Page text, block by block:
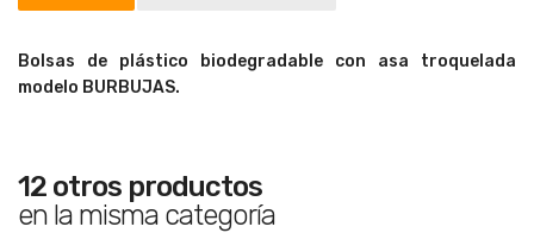
Bolsas de plástico biodegradable con asa troquelada
modelo BURBUJAS.
12 otros productos
en la misma categoría